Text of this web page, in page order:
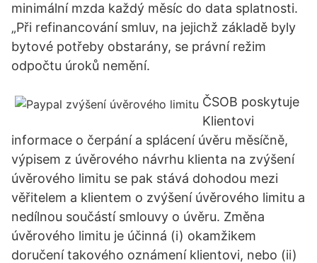
minimální mzda každý měsíc do data splatnosti.
„Při refinancování smluv, na jejichž základě byly
bytové potřeby obstarány, se právní režim
odpočtu úroků nemění.
ČSOB poskytuje
Klientovi
informace o čerpání a splácení úvěru měsíčně,
výpisem z úvěrového návrhu klienta na zvýšení
úvěrového limitu se pak stává dohodou mezi
věřitelem a klientem o zvýšení úvěrového limitu a
nedílnou součástí smlouvy o úvěru. Změna
úvěrového limitu je účinná (i) okamžikem
doručení takového oznámení klientovi, nebo (ii)